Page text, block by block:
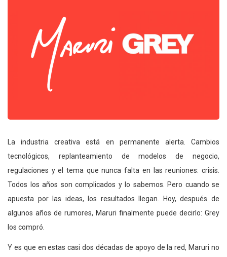
La industria creativa está en permanente alerta. Cambios
tecnológicos, replanteamiento de modelos de negocio,
regulaciones y el tema que nunca falta en las reuniones: crisis.
Todos los años son complicados y lo sabemos. Pero cuando se
apuesta por las ideas, los resultados llegan. Hoy, después de
algunos años de rumores, Maruri finalmente puede decirlo: Grey
los compró.
Y es que en estas casi dos décadas de apoyo de la red, Maruri no